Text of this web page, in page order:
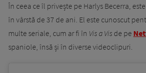
În ceea ce îl privește pe Harlys Becerra,
în vârstă de 37 de ani. El este cunoscut
multe seriale, cum ar fi în Vis a Vis de pe
spaniole, însă și în diverse videoclipuri.